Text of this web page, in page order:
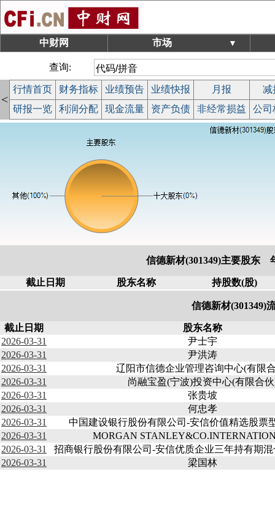
中财网 市场 ▼
查询:
<
行情首页 财务指标 业绩预告 业绩快报 月报
减
研报一览
利润分配 现金流量 资产负债 非经常损益 公司
信德新材(301349)主要股东
截止日期 股东名称 持股数(股)
信德新材(301349)
截止日期
股东名称
2026-03-31
尹士宇
2026-03-31
尹洪涛
2026-03-31
辽阳市信德企业管理咨询中心(有限
2026-03-31
尚融宝盈(宁波)投资中心(有限合
2026-03-31
张贵坡
2026-03-31
何忠孝
2026-03-31
中国建设银行股份有限公司-安信价值精选股票
2026-03-31
MORGAN
2026-03-31
招商银行股份有限公司-安信优质企业三年持有期
2026-03-31
梁国林